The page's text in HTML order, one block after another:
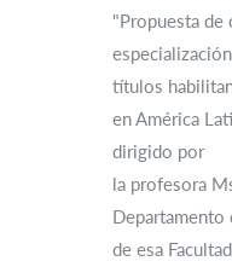
"Propuesta de
títulos
en América
dirigido por
la profesora
de esa